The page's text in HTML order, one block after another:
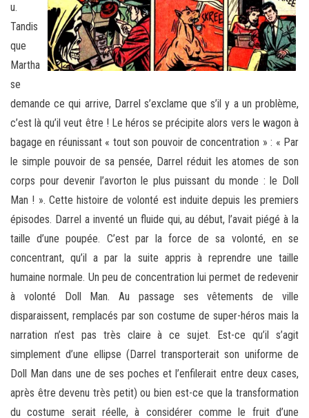
u.
Tandis
que
Martha
se
demande ce qui arrive, Darrel s’exclame que s’il y a un problème,
c’est là qu’il veut être ! Le héros se précipite alors vers le wagon à
bagage en réunissant « tout son pouvoir de concentration » : « Par
le simple pouvoir de sa pensée, Darrel réduit les atomes de son
corps pour devenir l’avorton le plus puissant du monde : le Doll
Man ! ». Cette histoire de volonté est induite depuis les premiers
épisodes. Darrel a inventé un fluide qui, au début, l’avait piégé à la
taille d’une poupée. C’est par la force de sa volonté, en se
concentrant, qu’il a par la suite appris à reprendre une taille
humaine normale. Un peu de concentration lui permet de redevenir
à volonté Doll Man. Au passage ses vêtements de ville
disparaissent, remplacés par son costume de super-héros mais la
narration n’est pas très claire à ce sujet. Est-ce qu’il s’agit
simplement d’une ellipse (Darrel transporterait son uniforme de
Doll Man dans une de ses poches et l’enfilerait entre deux cases,
après être devenu très petit) ou bien est-ce que la transformation
du costume serait réelle, à considérer comme le fruit d’une